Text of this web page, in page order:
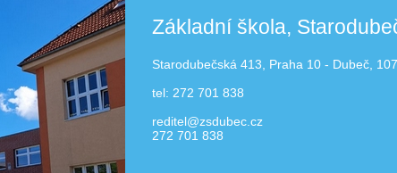
Základní škola,
Starodubečská 413, Praha 10 - Dubeč,
tel: 272 701 838
reditel@zsdubec.cz
272 701 838